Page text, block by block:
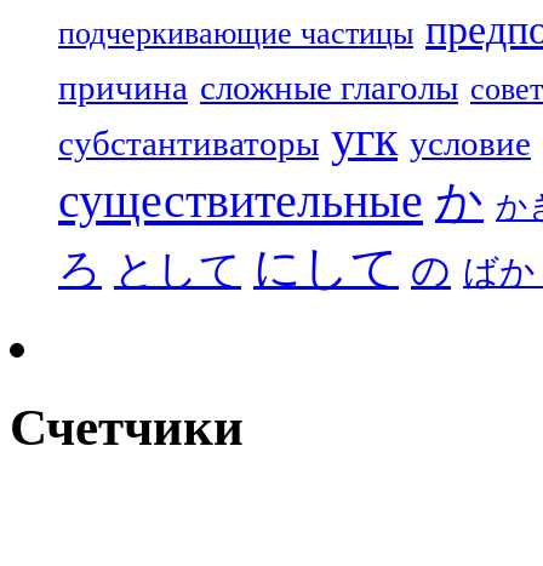
подчеркивающие частицы
причина сложные глаголы совет
субстантиваторы угк условие
существительные か か
ろ として にして の ば
Счетчики